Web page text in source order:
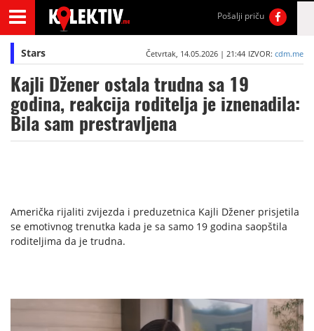
Pošalji priču
Stars Četvrtak, 14.05.2026 | 21:44 IZVOR: cdm.me
Kajli Džener ostala trudna sa 19
godina, reakcija roditelja je iznenadila:
Bila sam prestravljena
Američka rijaliti zvijezda i preduzetnica Kajli Džener prisjetila
se emotivnog trenutka kada je sa samo 19 godina saopštila
roditeljima da je trudna.